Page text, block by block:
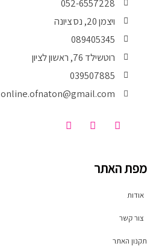
052-6557228
ויצמן 20, נס ציונה
089405345
רוטשילד 76, ראשון לציון
039507885
online.ofnaton@gmail.com
F
a
o
I
n
T
i
מפת האתר
אודות
צור קשר
תקנון האתר